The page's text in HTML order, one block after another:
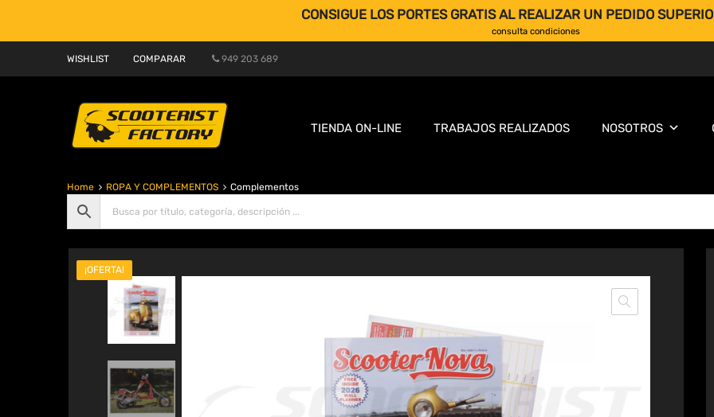
CONSIGUE LOS PORTES GRATIS AL REALIZAR UN PEDIDO
consulta condiciones
WISHLIST COMPARAR 949 203 689
TIENDA ON-LINE TRABAJOS REALIZADOS NOSOTROS
Home ROPA Y COMPLEMENTOS Complementos
¡OFERTA!